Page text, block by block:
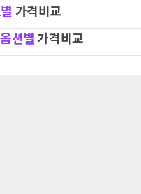
가격비교
션별가격비교